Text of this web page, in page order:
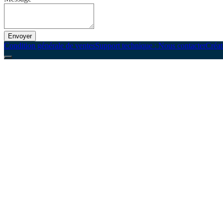
Envoyer
Condition générale de ventesSupport technique : Nous contacter